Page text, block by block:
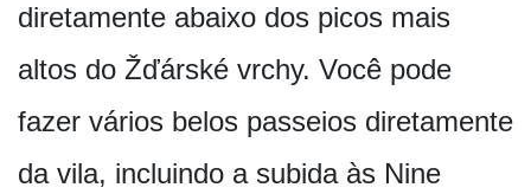
diretamente abaixo dos picos mais
altos do Žďárské vrchy. Você pode
fazer vários belos passeios diretamente
da vila, incluindo a subida às Nine